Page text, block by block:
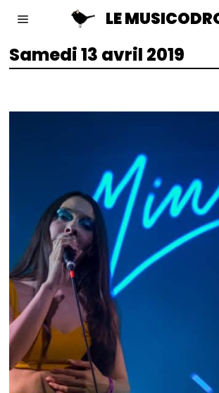
LE
Samedi 13 avril 2019